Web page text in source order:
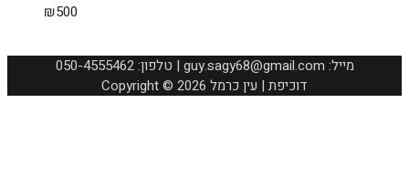
₪500
050-4555462 :טלפון | guy.sagy68@gmail.com :מייל
Copyright © 2026 דוכיפת | עין כרמל